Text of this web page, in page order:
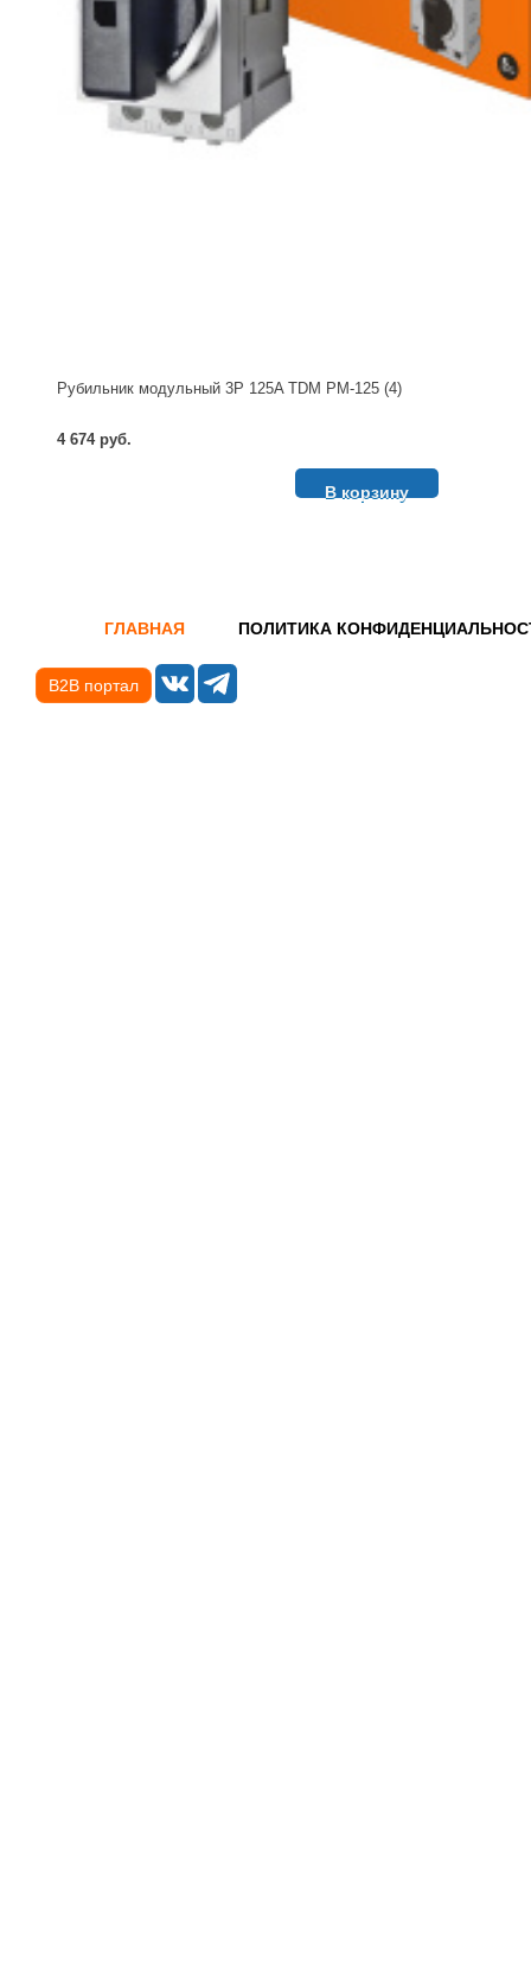
Рубильник модульный 3P 125A TDM РМ-125 (4)
4 674 руб.
В корзину
ГЛАВНАЯ ПОЛИТИКА
B2B портал